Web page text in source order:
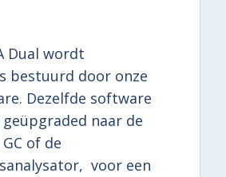
Dual wordt
bestuurd door onze
Dezelfde software
naar de
of de
voor een